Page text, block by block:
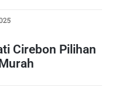
Cirebon Pilihan